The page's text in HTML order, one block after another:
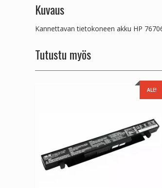
Kuvaus
Kannettavan tietokoneen akku HP
Tutustu myös
ALE!